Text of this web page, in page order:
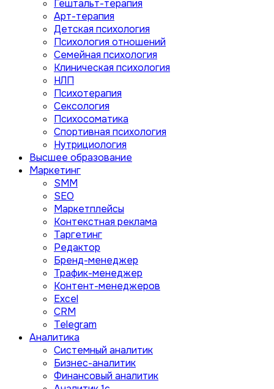
Гештальт-терапия
Арт-терапия
Детская психология
Психология отношений
Семейная психология
Клиническая психология
НЛП
Психотерапия
Сексология
Психосоматика
Спортивная психология
Нутрициология
Высшее образование
Маркетинг
SMM
SEO
Маркетплейсы
Контекстная реклама
Таргетинг
Редактор
Бренд-менеджер
Трафик-менеджер
Контент-менеджеров
Excel
CRM
Telegram
Аналитика
Системный аналитик
Бизнес-аналитик
Финансовый аналитик